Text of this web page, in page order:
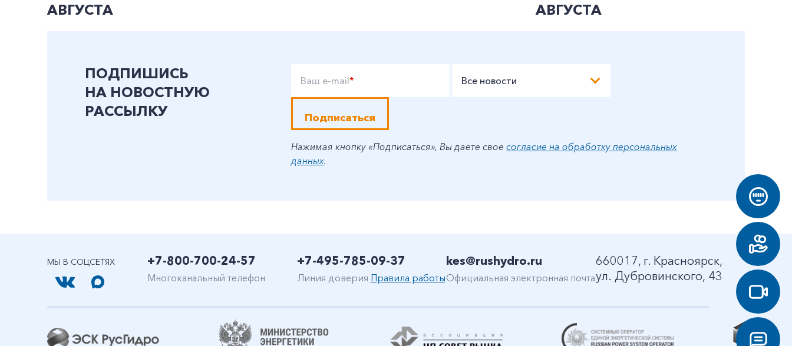
АВГУСТА
АВГУСТА
ПОДПИШИСЬ
НА НОВОСТНУЮ
РАССЫЛКУ
Ваш e-mail* Все новости
Подписаться
Нажимая кнопку «Подписаться», Вы даете своесогласие на обработку персональных
данных.
МЫ В СОЦСЕТЯХ +7-800-700-24-57
Многоканальный телефон
+7-495-785-09-37
Линия доверия Правила работы
kes@rushydro.ru
Официальная электронная почта
660017, г. Красноярск,
ул. Дубровинского, 43